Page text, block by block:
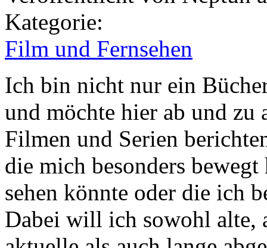
Kategorie:
Film und Fernsehen
Ich bin nicht nur ein
und möchte hier ab und zu
Filmen und Serien
die mich besonders
sehen könnte oder die ich
Dabei will ich sowohl alte,